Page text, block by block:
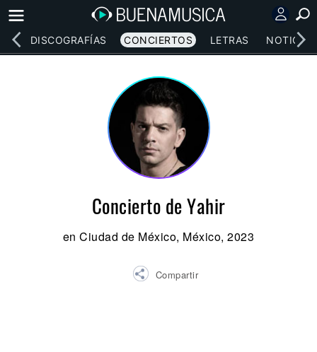
DISCOGRAFÍAS CONCIERTOS LETRAS NOTICIAS
Concierto de Yahir
en Ciudad de México, México, 2023
Compartir